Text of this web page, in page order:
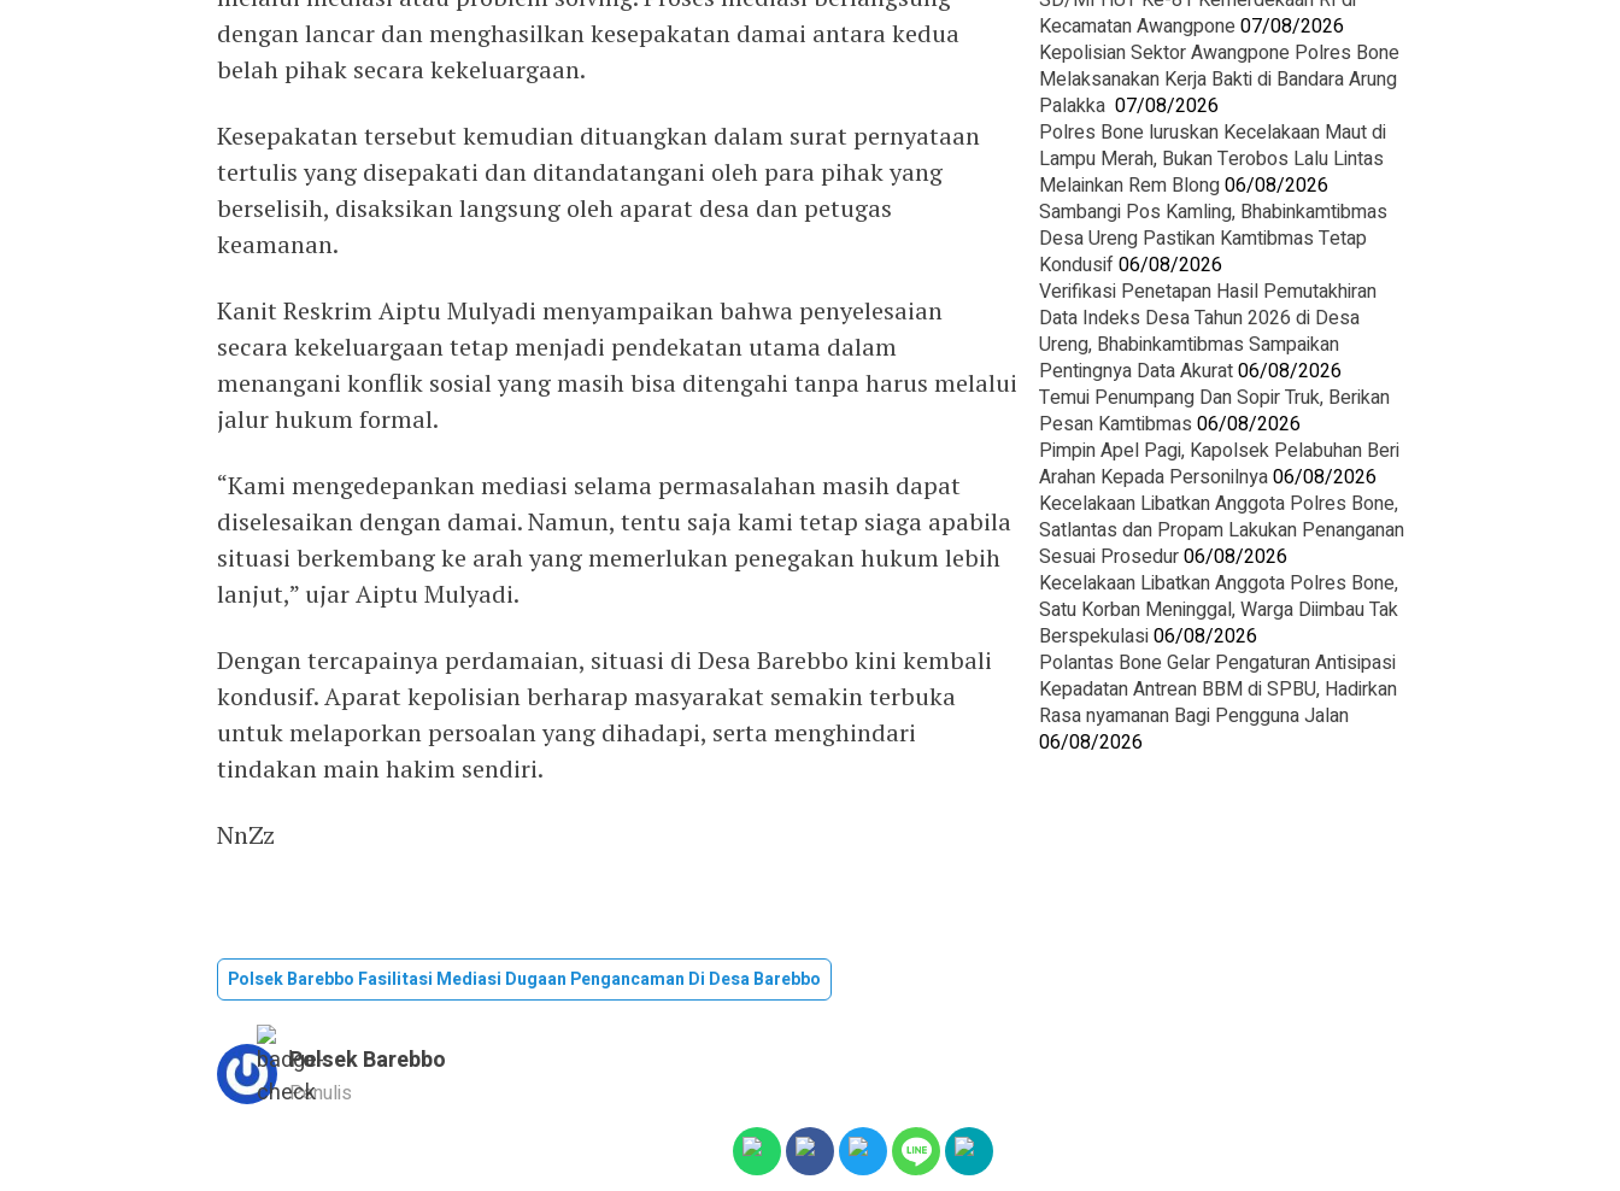
dengan lancar dan menghasilkan kesepakatan damai antara kedua
belah pihak secara kekeluargaan.
Kesepakatan tersebut kemudian dituangkan dalam surat pernyataan
tertulis yang disepakati dan ditandatangani oleh para pihak yang
berselisih, disaksikan langsung oleh aparat desa dan petugas
keamanan.
Kanit Reskrim Aiptu Mulyadi menyampaikan bahwa penyelesaian
secara kekeluargaan tetap menjadi pendekatan utama dalam
menangani konflik sosial yang masih bisa ditengahi tanpa harus melalui
jalur hukum formal.
“Kami mengedepankan mediasi selama permasalahan masih dapat
diselesaikan dengan damai. Namun, tentu saja kami tetap siaga apabila
situasi berkembang ke arah yang memerlukan penegakan hukum lebih
lanjut,” ujar Aiptu Mulyadi.
Dengan tercapainya perdamaian, situasi di Desa Barebbo kini kembali
kondusif. Aparat kepolisian berharap masyarakat semakin terbuka
untuk melaporkan persoalan yang dihadapi, serta menghindari
tindakan main hakim sendiri.
NnZz
Polsek Barebbo Fasilitasi Mediasi Dugaan Pengancaman Di Desa Barebbo
Polsek Barebbo
Penulis
Kecamatan Awangpone07/08/2026
‎Kepolisian Sektor Awangpone Polres Bone
Melaksanakan Kerja Bakti di Bandara Arung
Palakka ‎ 07/08/2026
Polres Bone luruskan Kecelakaan Maut di
Lampu Merah, Bukan Terobos Lalu Lintas
Melainkan Rem Blong06/08/2026
Sambangi Pos Kamling, Bhabinkamtibmas
Desa Ureng Pastikan Kamtibmas Tetap
Kondusif06/08/2026
Verifikasi Penetapan Hasil Pemutakhiran
Data Indeks Desa Tahun 2026 di Desa
Ureng, Bhabinkamtibmas Sampaikan
Pentingnya Data Akurat06/08/2026
Temui Penumpang Dan Sopir Truk, Berikan
Pesan Kamtibmas 06/08/2026
Pimpin Apel Pagi, Kapolsek Pelabuhan Beri
Arahan Kepada Personilnya06/08/2026
Kecelakaan Libatkan Anggota Polres Bone,
Satlantas dan Propam Lakukan Penanganan
Sesuai Prosedur06/08/2026
Kecelakaan Libatkan Anggota Polres Bone,
Satu Korban Meninggal, Warga Diimbau Tak
Berspekulasi06/08/2026
Polantas Bone Gelar Pengaturan Antisipasi
Kepadatan Antrean BBM di SPBU, Hadirkan
Rasa nyamanan Bagi Pengguna Jalan
06/08/2026